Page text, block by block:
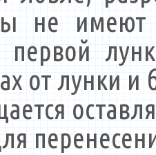
не имеют
первой
от лунки